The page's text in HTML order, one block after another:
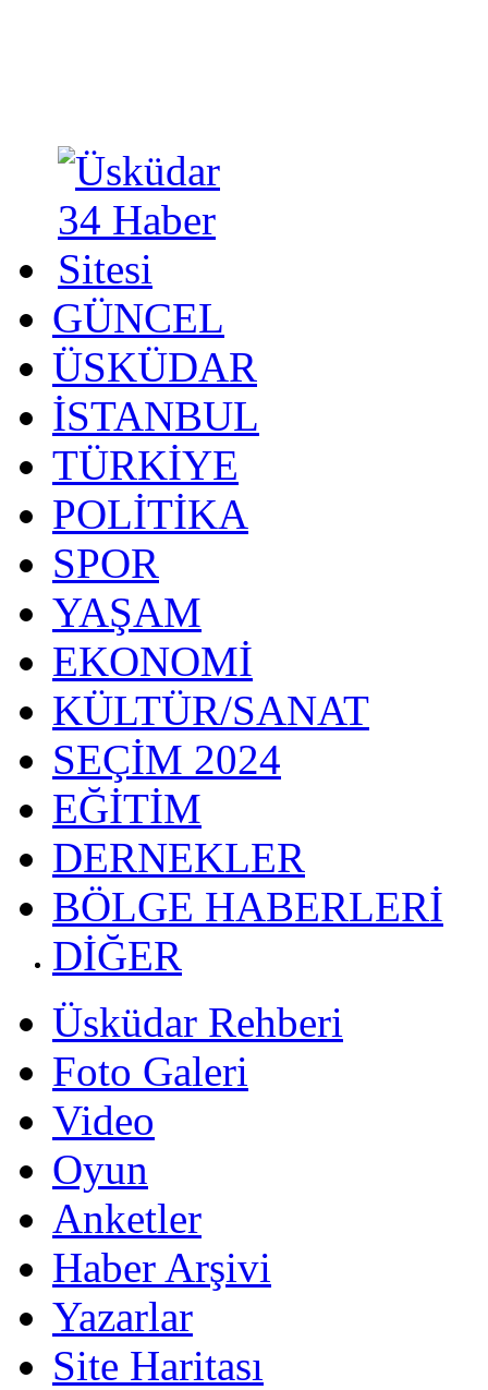
GÜNCEL
ÜSKÜDAR
İSTANBUL
TÜRKİYE
POLİTİKA
SPOR
YAŞAM
EKONOMİ
KÜLTÜR/SANAT
SEÇİM 2024
EĞİTİM
DERNEKLER
BÖLGE HABERLERİ
DİĞER
Üsküdar Rehberi
Foto Galeri
Video
Oyun
Anketler
Haber Arşivi
Yazarlar
Site Haritası